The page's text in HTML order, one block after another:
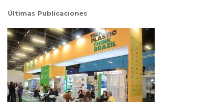
Últimas Publicaciones